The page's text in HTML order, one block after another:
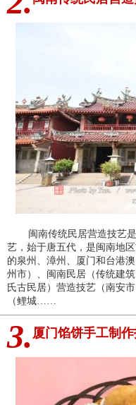
闽南传统民居营造技艺是
艺，始于唐五代，是闽南地
的泉州、漳州、厦门和台港
州市）、闽南民居（传统建
氏古民居）营造技艺（南安
（鲤城……
3. 厦门馅饼手工制作